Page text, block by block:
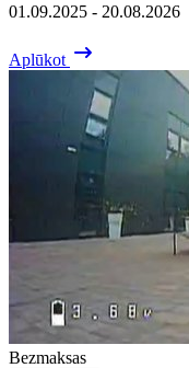
01.09.2025 - 20.08.2026
Aplūkot
Bezmaksas